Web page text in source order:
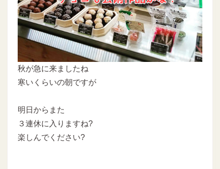
秋が急に来ましたね
寒いくらいの朝ですが
明日からまた
３連休に入りますね?
楽しんでください?